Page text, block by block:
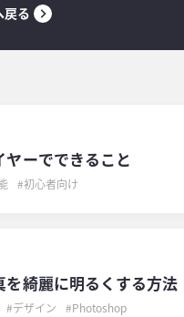
戻る
ーでできること
初心者向け
綺麗に明るくする方法
デザイン Photoshop